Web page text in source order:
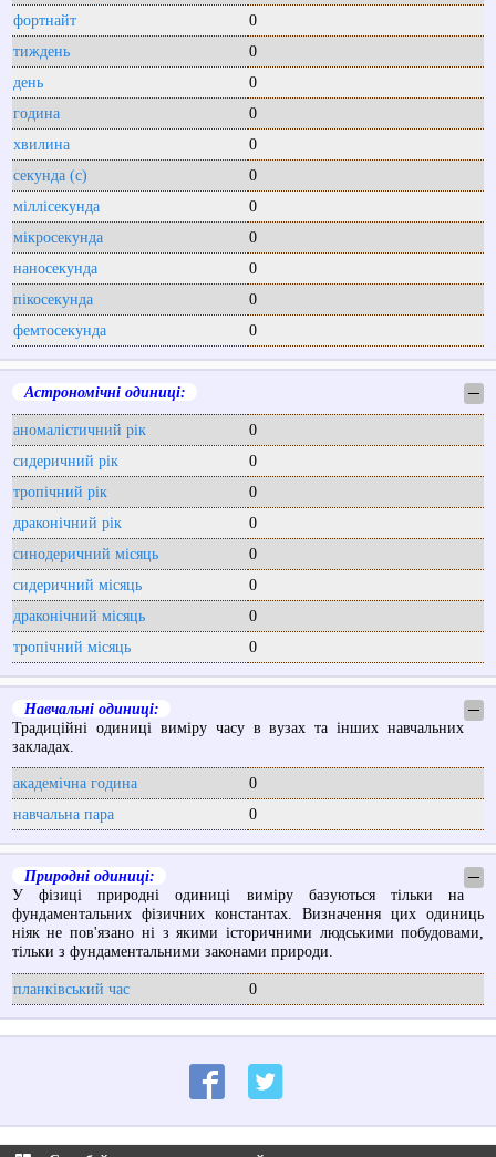
фортнайт
0
тиждень
0
день
0
година
0
хвилина
0
секунда (с)
0
міллісекунда
0
мікросекунда
0
наносекунда
0
пікосекунда
0
фемтосекунда
0
Астрономічні одиниці: ─
аномалістичний рік
0
сидеричний рік
0
тропічний рік
0
драконічний рік
0
синодеричний місяць
0
сидеричний місяць
0
драконічний місяць
0
тропічний місяць
0
Навчальні одиниці:
─
Традиційні одиниці виміру часу в вузах та інших навчальних
закладах.
академічна година
0
навчальна пара
0
Природні одиниці:
─
У фізиці природні одиниці виміру базуються тільки на
фундаментальних фізичних константах. Визначення цих одиниць
ніяк не пов'язано ні з якими історичними людськими побудовами,
тільки з фундаментальними законами природи.
планківський час 0